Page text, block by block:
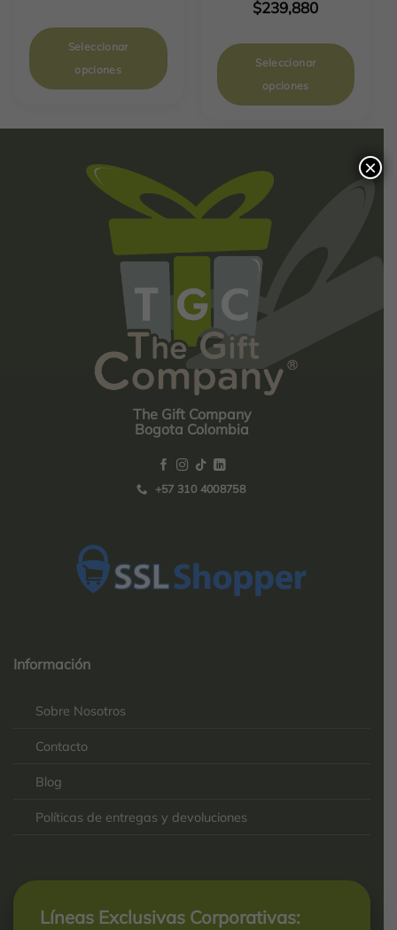
Seleccionar
opciones
$239,880
Seleccionar
opciones
The Gift Company
Bogota Colombia
+57 310 4008758
2025-
Información
Sobre Nosotros
Contacto
Blog
Políticas de entregas y devoluciones
Líneas Exclusivas Corporativas:
×